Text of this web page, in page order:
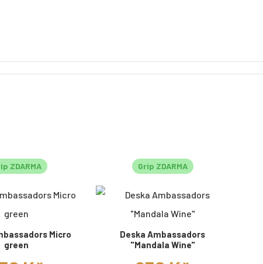
ZDARMA
Micro
green
Grip ZDARMA
Deska Ambassadors
"Mandala Wine"